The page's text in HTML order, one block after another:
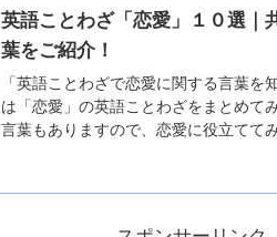
英語ことわざ「恋愛」１０選｜
葉をご紹介！
「英語ことわざで恋愛に関する言葉を
は「恋愛」の英語ことわざをまとめて
言葉もありますので、恋愛に役立てて